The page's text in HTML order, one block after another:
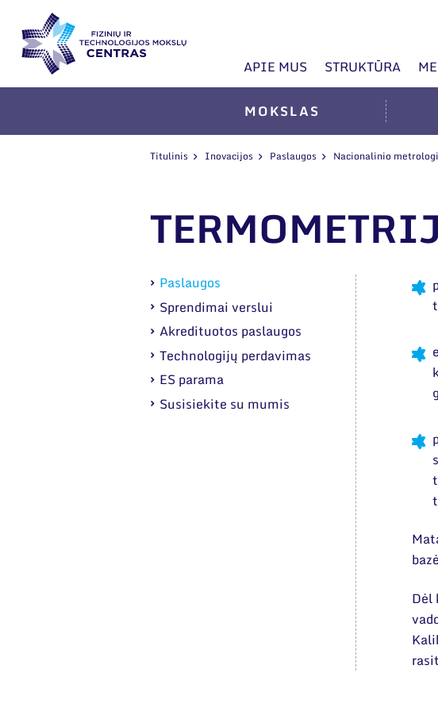
APIE MUS STRUKTŪRA
MOKSLAS
Titulinis Inovacijos Paslaugos Nacionalinio
Paslaugos
Sprendimai verslui
Akredituotos paslaugos
Technologijų perdavimas
ES parama
Susisiekite su mumis
Dėl